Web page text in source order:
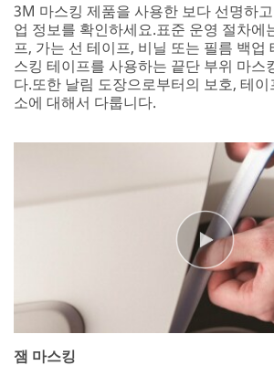
3M 마스킹 제품을 사용한 보다 선명하
업 정보를 확인하세요.표준 운영 절차에
프, 가는 선 테이프, 비닐 또는 필름 백업
스킹 테이프를 사용하는 끝단 부위 마스
다.또한 날림 도장으로부터의 보호, 테
소에 대해서 다룹니다.
잼 마스킹